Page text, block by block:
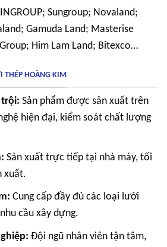
Sungroup; Novaland;
Gamuda Land; Masterise
Him Lam Land; Bitexco…
THÉP HOÀNG KIM
Sản phẩm được sản xuất trên
hiện đại, kiểm soát chất lượng
Sản xuất trực tiếp tại nhà máy, tối
xuất.
Cung cấp đầy đủ các loại lưới
cầu xây dựng.
Đội ngũ nhân viên tận tâm,